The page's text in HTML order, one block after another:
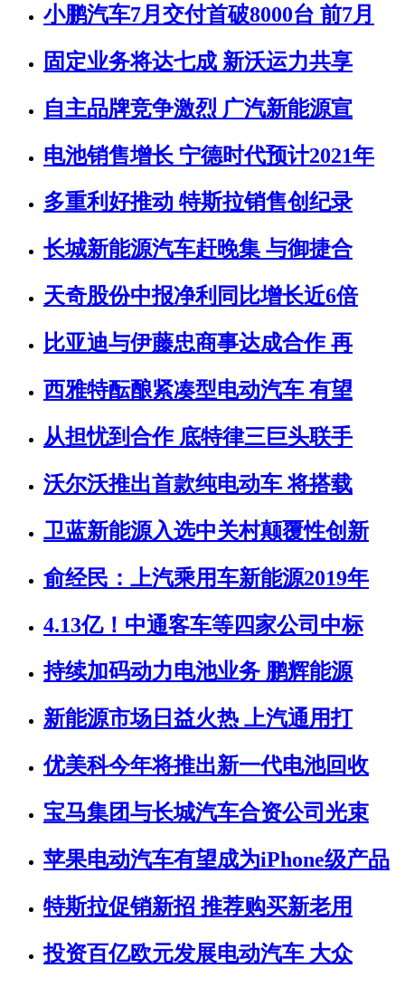
小鹏汽车7月交付首破8000台 前7月
固定业务将达七成 新沃运力共享
自主品牌竞争激烈 广汽新能源宣
电池销售增长 宁德时代预计2021年
多重利好推动 特斯拉销售创纪录
长城新能源汽车赶晚集 与御捷合
天奇股份中报净利同比增长近6倍
比亚迪与伊藤忠商事达成合作 再
西雅特酝酿紧凑型电动汽车 有望
从担忧到合作 底特律三巨头联手
沃尔沃推出首款纯电动车 将搭载
卫蓝新能源入选中关村颠覆性创新
俞经民：上汽乘用车新能源2019年
4.13亿！中通客车等四家公司中标
持续加码动力电池业务 鹏辉能源
新能源市场日益火热 上汽通用打
优美科今年将推出新一代电池回收
宝马集团与长城汽车合资公司光束
苹果电动汽车有望成为iPhone级产品
特斯拉促销新招 推荐购买新老用
投资百亿欧元发展电动汽车 大众